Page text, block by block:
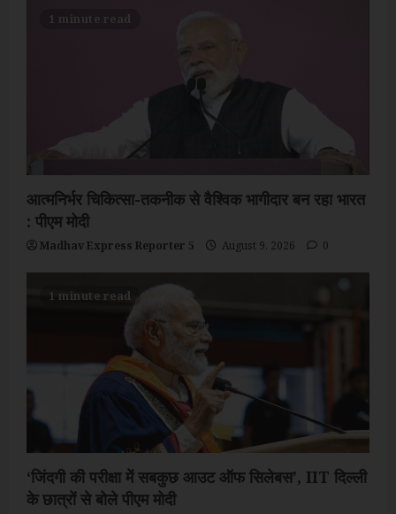
1 minute read
आत्मनिर्भर चिकित्सा-तकनीक से वैश्विक भागीदार बन रहा भारत
: पीएम मोदी
Madhav Express Reporter 5 August 9, 2026 0
1 minute read
‘जिंदगी की परीक्षा में सबकुछ आउट ऑफ सिलेबस’, IIT दिल्ली
के छात्रों से बोले पीएम मोदी